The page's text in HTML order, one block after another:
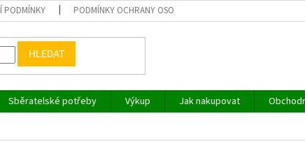
PODMÍNKY PODMÍNKY OCHRANY OSOBNÍCH ÚDAJŮ
HLEDAT
Sběratelské potřeby Výkup Jak nakupovat